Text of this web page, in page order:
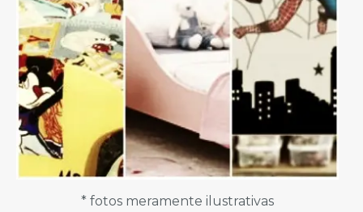
* fotos meramente ilustrativas